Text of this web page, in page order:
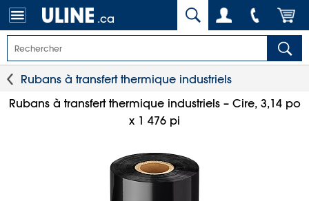
.ca
Rubans à transfert thermique industriels
Rubans à transfert thermique industriels – Cire, 3,14 po
x 1 476 pi